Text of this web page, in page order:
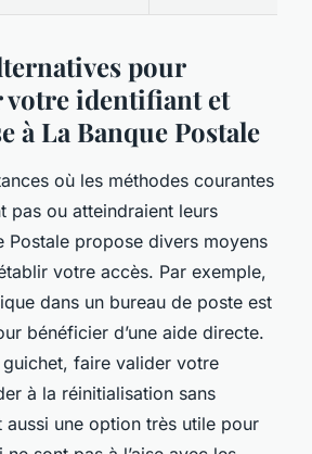
pour
identifiant et
à La Banque Postale
où les méthodes courantes
pas ou atteindraient leurs
Postale propose divers moyens
votre accès. Par exemple,
dans un bureau de poste est
bénéficier d’une aide directe.
faire valider votre
à la réinitialisation sans
aussi une option très utile pour